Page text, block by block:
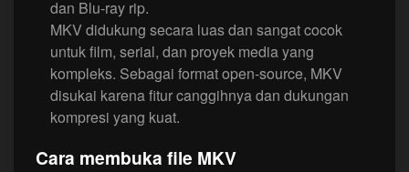
dan Blu-ray rip.
MKV didukung secara luas dan sangat cocok
untuk film, serial, dan proyek media yang
kompleks. Sebagai format open-source, MKV
disukai karena fitur canggihnya dan dukungan
kompresi yang kuat.
Cara membuka file MKV